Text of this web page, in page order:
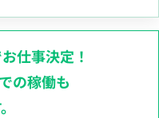
仕事決定！
の稼働も